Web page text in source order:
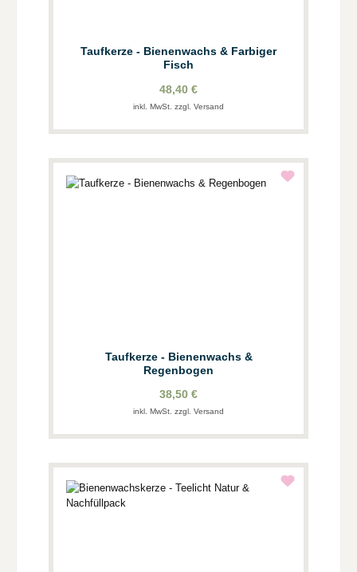
Taufkerze - Bienenwachs & Farbiger
Fisch
48,40 €
inkl. MwSt. zzgl. Versand
Taufkerze - Bienenwachs &
Regenbogen
38,50 €
inkl. MwSt. zzgl. Versand